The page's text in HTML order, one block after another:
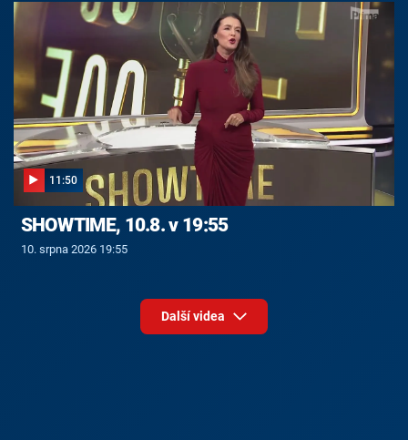
11:50
SHOWTIME, 10.8. v 19:55
10. srpna 2026 19:55
Další videa